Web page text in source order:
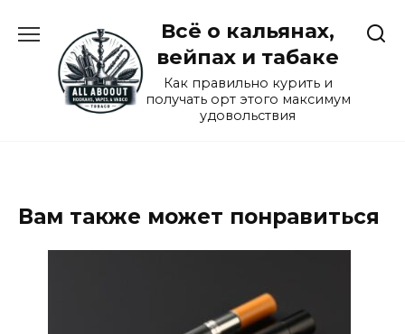
содержанию
Всё о кальянах,
вейпах и табаке
Как правильно курить и
получать орт этого максимум
удовольствия
Вам также может понравиться